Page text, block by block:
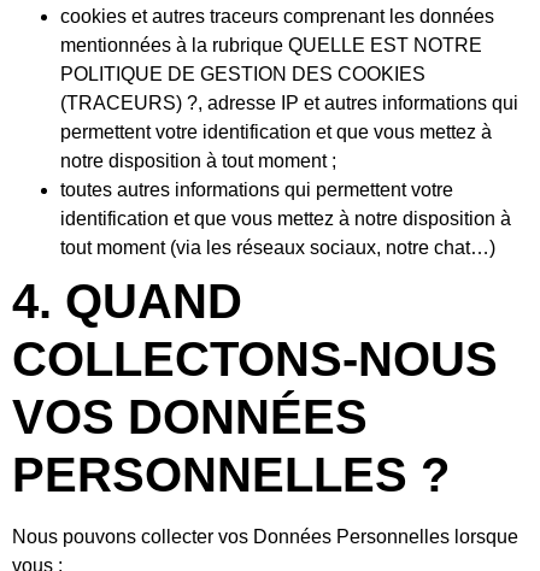
cookies et autres traceurs comprenant les données
mentionnées à la rubrique QUELLE EST NOTRE
POLITIQUE DE GESTION DES COOKIES
(TRACEURS) ?, adresse IP et autres informations qui
permettent votre identification et que vous mettez à
notre disposition à tout moment ;
toutes autres informations qui permettent votre
identification et que vous mettez à notre disposition à
tout moment (via les réseaux sociaux, notre chat…)
4. QUAND
COLLECTONS-NOUS
VOS DONNÉES
PERSONNELLES ?
Nous pouvons collecter vos Données Personnelles lorsque
vous :